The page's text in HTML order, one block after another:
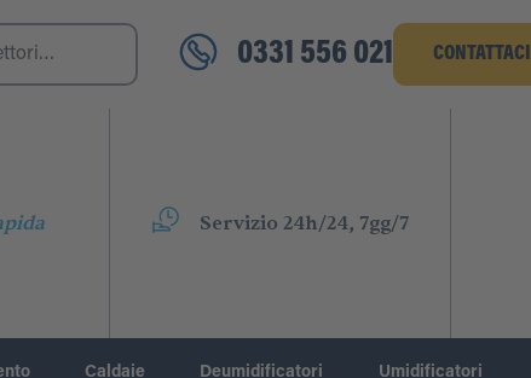
0331 556 021 CONTATTACI
Servizio 24h/24, 7gg/7
Caldaie Deumidificatori Umidificatori